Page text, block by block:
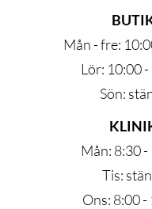
Mån - fre:
Lör: 10:00
Sön:
Mån: 8:30
Tis:
Ons: 8:00 -